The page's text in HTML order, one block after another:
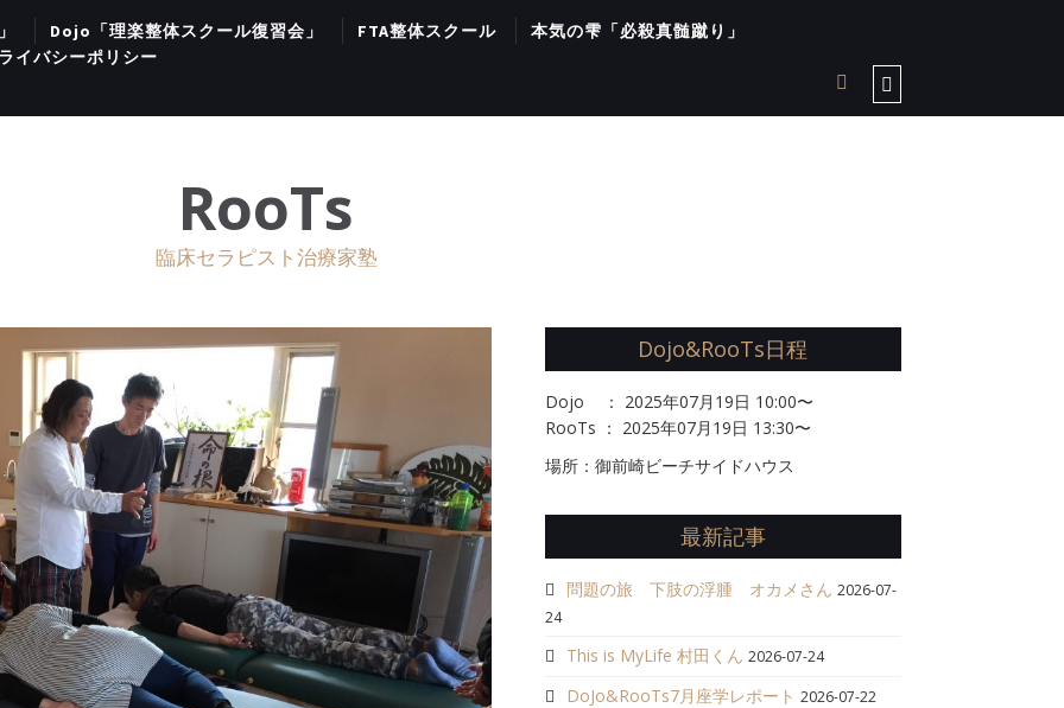
Dojo「理楽整体スクール復習会」 FTA整体スクール
本気の雫「必殺真髄蹴り」
イバシーポリシー
RooTs
臨床セラピスト治療家塾
Dojo&RooTs日程
Dojo ： 2025年07月19日 10:00〜
RooTs ： 2025年07月19日 13:30〜
場所：御前崎ビーチサイドハウス
最新記事
問題の旅 下肢の浮腫 オカメさん 2026-07-
24
This is MyLife 村田くん 2026-07-24
DoJo&RooTs7月座学レポート 2026-07-22